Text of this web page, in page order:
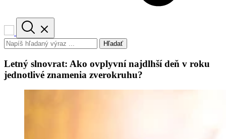
Hľadať
Letný slnovrat: Ako ovplyvní najdlhší deň v roku
jednotlivé znamenia zverokruhu?